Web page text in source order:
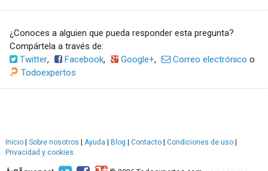
¿Conoces a alguien que pueda responder esta pregunta?
Compártela a través de:
Twitter, Facebook, Google+, Correo electrónico o
Todoexpertos
Inicio Sobre nosotros Ayuda Blog Contacto Condiciones de uso
Privacidad y cookies